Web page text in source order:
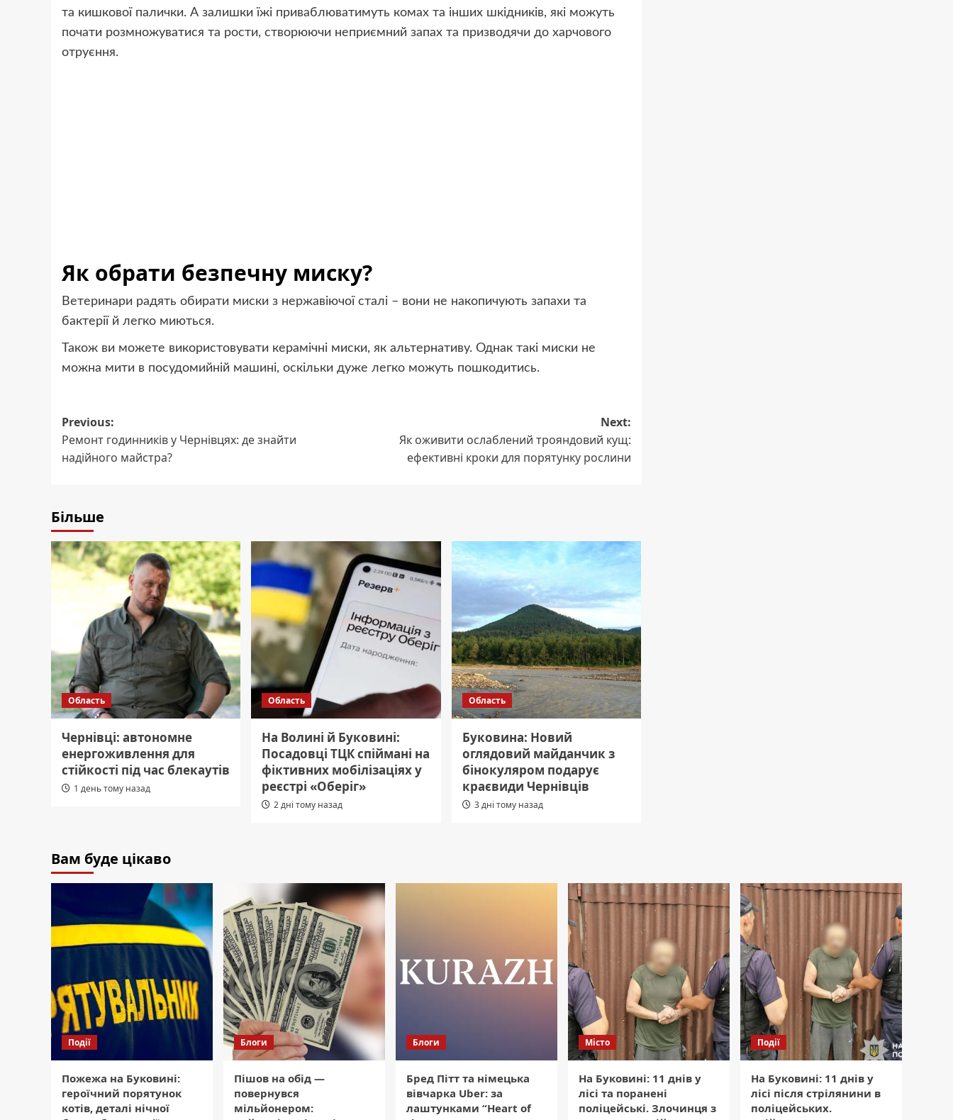
та кишкової палички. А залишки їжі приваблюватимуть комах та інших шкідників, які можуть
почати розмножуватися та рости, створюючи неприємний запах та призводячи до харчового
отруєння.
Як обрати безпечну миску?
Ветеринари радять обирати миски з нержавіючої сталі – вони не накопичують запахи та
бактерії й легко миються.
Також ви можете використовувати керамічні миски, як альтернативу. Однак такі миски не
можна мити в посудомийній машині, оскільки дуже легко можуть пошкодитись.
Post
navigation
Previous:
Ремонт годинників у Чернівцях: де знайти
надійного майстра?
Next:
Як оживити ослаблений трояндовий кущ:
ефективні кроки для порятунку рослини
Більше
Область
Чернівці: автономне
енергоживлення для
стійкості під час блекаутів
1 день тому назад
Область
На Волині й Буковині:
Посадовці ТЦК спіймані на
фіктивних мобілізаціях у
реєстрі «Оберіг»
2 дні тому назад
Область
Буковина: Новий
оглядовий майданчик з
бінокуляром подарує
краєвиди Чернівців
3 дні тому назад
Вам буде цікаво
Події
Пожежа на Буковині:
героїчний порятунок
котів, деталі нічної
Блоги
Пішов на обід —
повернувся
мільйонером:
Блоги
Бред Пітт та німецька
вівчарка Uber: за
лаштунками “Heart of
Місто
На Буковині: 11 днів у
лісі та поранені
поліцейські. Злочинця з
Події
На Буковині: 11 днів у
лісі після стрілянини в
поліцейських.